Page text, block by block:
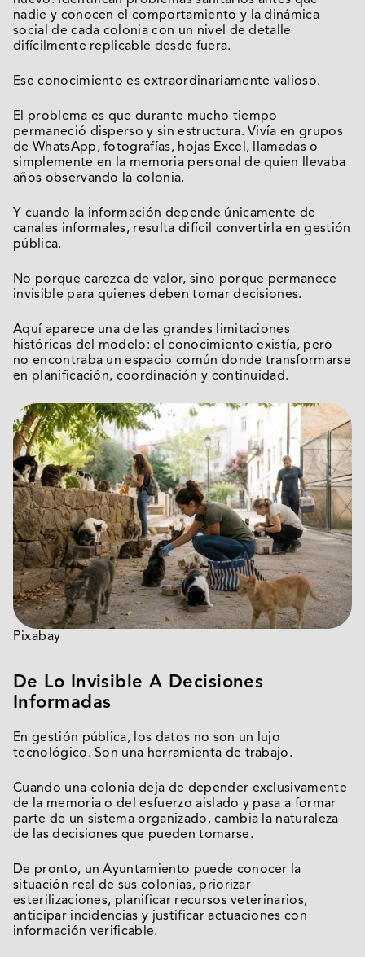
nadie y conocen el comportamiento y la dinámica
social de cada colonia con un nivel de detalle
difícilmente replicable desde fuera.
Ese conocimiento es extraordinariamente valioso.
El problema es que durante mucho tiempo
permaneció disperso y sin estructura. Vivía en grupos
de WhatsApp, fotografías, hojas Excel, llamadas o
simplemente en la memoria personal de quien llevaba
años observando la colonia.
Y cuando la información depende únicamente de
canales informales, resulta difícil convertirla en gestión
pública.
No porque carezca de valor, sino porque permanece
invisible para quienes deben tomar decisiones.
Aquí aparece una de las grandes limitaciones
históricas del modelo: el conocimiento existía, pero
no encontraba un espacio común donde transformarse
en planificación, coordinación y continuidad.
Pixabay
De Lo Invisible A Decisiones
Informadas
En gestión pública, los datos no son un lujo
tecnológico. Son una herramienta de trabajo.
Cuando una colonia deja de depender exclusivamente
de la memoria o del esfuerzo aislado y pasa a formar
parte de un sistema organizado, cambia la naturaleza
de las decisiones que pueden tomarse.
De pronto, un Ayuntamiento puede conocer la
situación real de sus colonias, priorizar
esterilizaciones, planificar recursos veterinarios,
anticipar incidencias y justificar actuaciones con
información verificable.